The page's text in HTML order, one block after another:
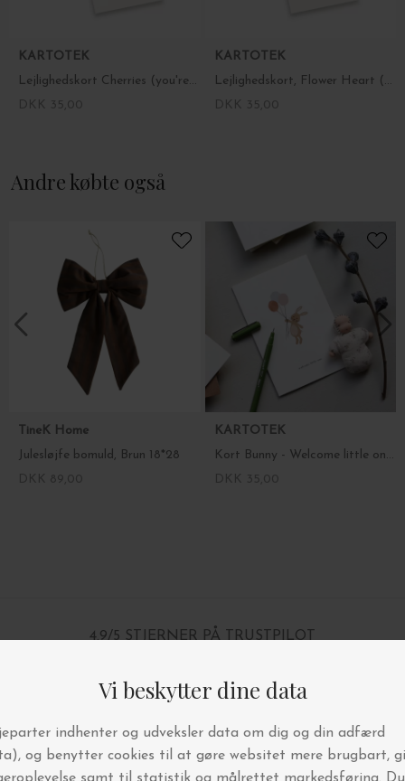
KARTOTEK
Lejlighedskort Cherries (you're so sweet)
KARTOTEK
Lejlighedskort, Flower Heart (very sorry for your loss)
Andre købte også
TineK Home
Julesløjfe bomuld, Brun 18*28
KARTOTEK
Kort Bunny - Welcome little one, 10,8*15,6
4.9/5 STJERNER PÅ TRUSTPILOT